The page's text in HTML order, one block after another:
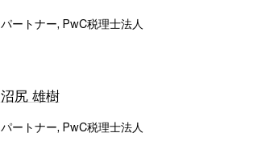
パートナー, PwC税理士法人
沼尻 雄樹
パートナー, PwC税理士法人